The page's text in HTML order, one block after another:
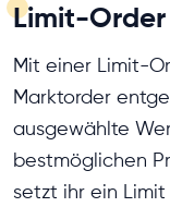
Limit-Order
Mit einer Limit-
Marktorder
ausgewählte
bestmöglichen
setzt ihr ein